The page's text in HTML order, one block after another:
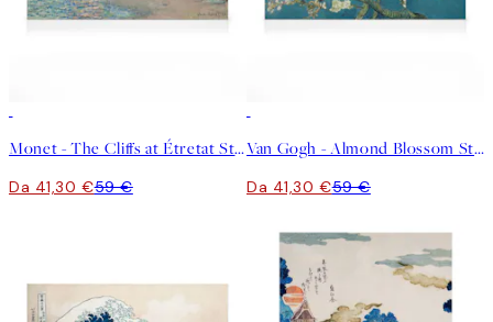
Monet - The Cliffs at Étretat Stampa su Tela
Da 41,30 €59 €
Van Gogh - Almond Blossom Stampa su Tela
Da 41,30 €59 €